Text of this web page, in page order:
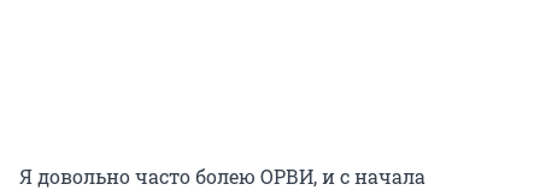
Я довольно часто болею ОРВИ, и с начала